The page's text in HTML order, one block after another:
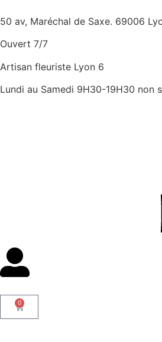
50 av, Maréchal de Saxe. 69006
Ouvert 7/7
Artisan fleuriste Lyon 6
Lundi au Samedi 9H30-19H30 non
0